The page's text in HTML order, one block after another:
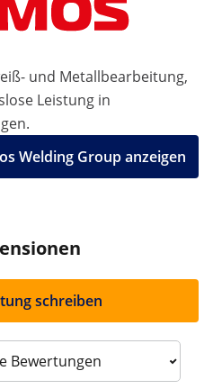
und Metallbearbeitung,
Leistung in
Welding Group anzeigen
schreiben
reviews